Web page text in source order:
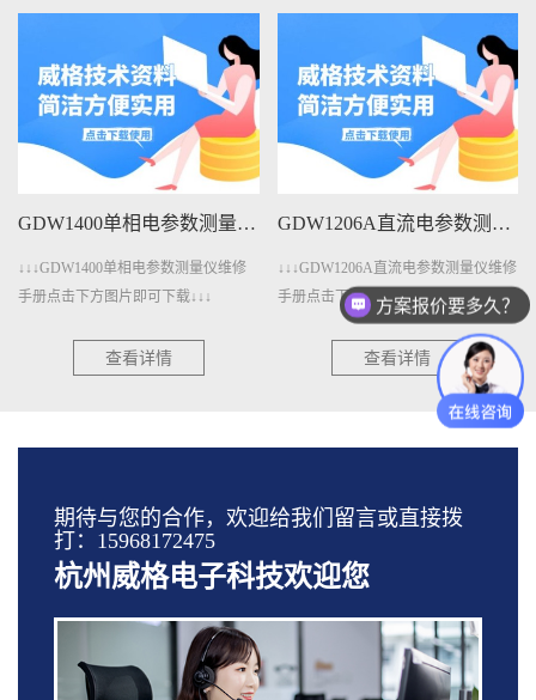
GDW1400单相电参数测量仪维修手册下载
↓↓↓GDW1400单相电参数测量仪维修
手册点击下方图片即可下载↓↓↓
查看详情
GDW1206A直流电参数测量仪维修手册下载
↓↓↓GDW1206A直流电参数测量仪维修
手册点击下方图片即可下载↓↓↓
查看详情
期待与您的合作，欢迎给我们留言或直接拨
打：15968172475
杭州威格电子科技欢迎您
方案报价要多久？